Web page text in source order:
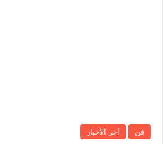
فن أخر الأخبار